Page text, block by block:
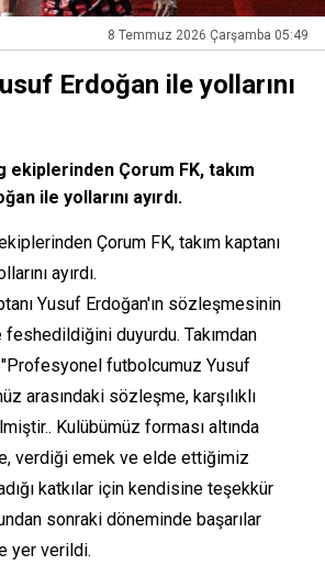
8 Temmuz 2026 Çarşamba 05:49
Erdoğan ile yollarını
ekiplerinden Çorum FK, takım
ile yollarını ayırdı.
Çorum FK, takım kaptanı
ayırdı.
Yusuf Erdoğan'ın sözleşmesinin
feshedildiğini duyurdu. Takımdan
"Profesyonel futbolcumuz Yusuf
arasındaki sözleşme, karşılıklı
Kulübümüz forması altında
verdiği emek ve elde ettiğimiz
katkılar için kendisine teşekkür
sonraki döneminde başarılar
yer verildi.